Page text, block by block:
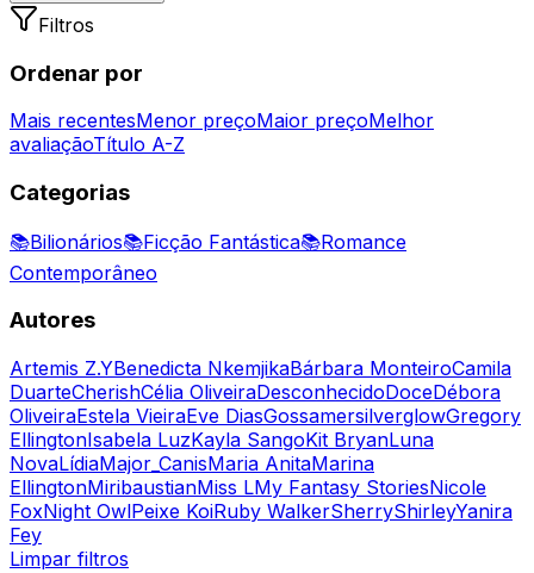
Filtros
Ordenar por
Mais recentesMenor preçoMaior preçoMelhor
avaliaçãoTítulo A-Z
Categorias
📚Bilionários📚Ficção Fantástica📚Romance
Contemporâneo
Autores
Artemis Z.YBenedicta NkemjikaBárbara MonteiroCamila
DuarteCherishCélia OliveiraDesconhecidoDoceDébora
OliveiraEstela VieiraEve DiasGossamersilverglowGregory
EllingtonIsabela LuzKayla SangoKit BryanLuna
NovaLídiaMajor_CanisMaria AnitaMarina
EllingtonMiribaustianMiss LMy Fantasy StoriesNicole
FoxNight OwlPeixe KoiRuby WalkerSherryShirleyYanira
Fey
Limpar filtros